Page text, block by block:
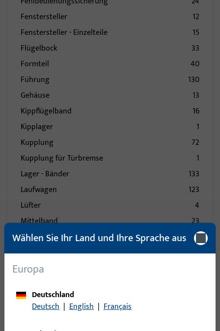
Fenstersteller
12
Fenstersteller - Einzelteile
15
Flügelbock
33
Formteil
40
Führung
130
Gehäuse
13
Kippflügelband
16
Kipplager
1
Kupplung
72
Kupplung für Türbremse
1
Lager - Bänder
133
Laufwagen
123
Lüfter
4
Mittelband
23
Mittelstück
85
Nüsse
1
Öffnungsbegrenzung
Profile
Wählen Sie Ihr Land und Ihre Sprache aus
Europa
Deutschland
Deutsch | English | Français